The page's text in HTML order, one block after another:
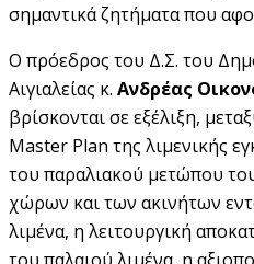
σημαντικά ζητήματα που
Ο πρόεδρος του Δ.Σ. του
Αιγιαλείας κ. Ανδρέας
βρίσκονται σε εξέλιξη,
Master Plan της λιμενικής
του παραλιακού μετώπου
χώρων και των ακινήτων
λιμένα, η λειτουργική